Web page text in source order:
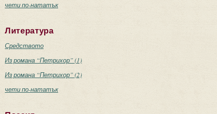
чети по-нататък
Литература
Средството
Из романа “Петрихор” (1)
Из романа “Петрихор” (2)
чети по-нататък